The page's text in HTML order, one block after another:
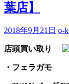
葉店】
2018年9月21日 o-
店頭買い取り
・フェラガモ